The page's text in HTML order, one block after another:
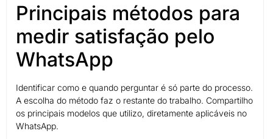
Principais métodos para
medir satisfação pelo
WhatsApp
Identificar como e quando perguntar é só parte do processo.
A escolha do método faz o restante do trabalho. Compartilho
os principais modelos que utilizo, diretamente aplicáveis no
WhatsApp.